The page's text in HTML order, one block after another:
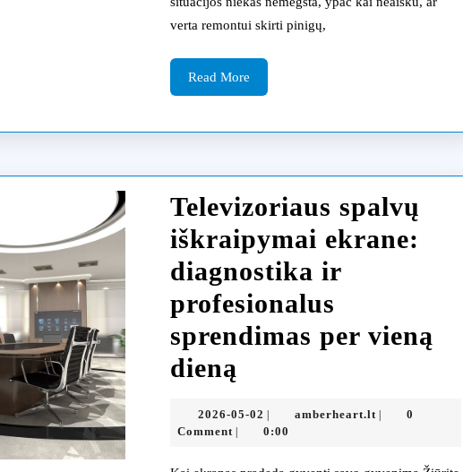
atvejais
verta remontui skirti pinigų,
Read MoreRead
More
Televizoriaus spalvų
iškraipymai ekrane:
diagnostika ir
profesionalus
sprendimas per vieną
dieną
iškraipymai
ekrane:
2026-05-02 2026-
05-
amberheart.ltamberheart.lt
0
Comment
0:00